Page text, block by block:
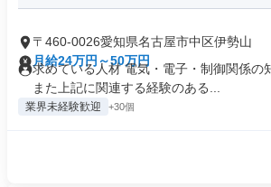
〒460-0026愛知県名古屋市中区伊勢山
月給24万円～50万円
求めている人材 電気・電子・制御関係の
また上記に関連する経験のある...
業界未経験歓迎 +30個